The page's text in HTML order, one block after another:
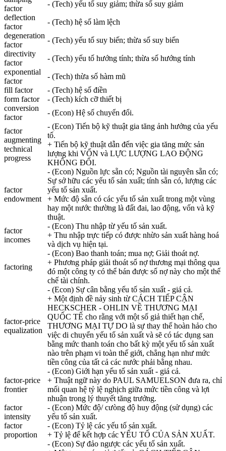
factor
- (Tech) yếu tố suy giảm; thừa số suy giảm
deflection
factor
- (Tech) hệ số làm lệch
degeneration
factor
- (Tech) yếu tố suy biến; thừa số suy biến
directivity
factor
- (Tech) yếu tố hướng tính; thừa số hướng tính
exponential
factor
- (Tech) thừa số hàm mũ
fill factor
- (Tech) hệ số điền
form factor
- (Tech) kích cỡ thiết bị
conversion
factor
- (Econ) Hệ số chuyển đổi.
factor
augmenting
technical
progress
- (Econ) Tiến bộ kỹ thuật gia tăng ảnh hưởng của yếu
tố.
+ Tiến bộ kỹ thuật dẫn đến việc gia tăng mức sản
lượng khi VỐN và LỰC LƯỢNG LAO ĐỘNG
KHÔNG ĐỔI.
factor
endowment
- (Econ) Nguồn lực sẵn có; Nguồn tài nguyên sẵn có;
Sự sở hữu các yếu tố sản xuất; tính sẵn có, lượng các
yếu tố sản xuất.
+ Mức độ sẵn có các yếu tố sản xuất trong một vùng
hay một nước thường là đất đai, lao động, vốn và kỹ
thuật.
factor
incomes
- (Econ) Thu nhập từ yếu tố sản xuất.
+ Thu nhập trực tiếp có được nhừo sản xuất hàng hoá
và dịch vụ hiện tại.
factoring
- (Econ) Bao thanh toán; mua nợ; Giải thoát nợ.
+ Phương pháp giải thoát số nợ thương mại thông qua
đó một công ty có thể bán được số nợ này cho một thể
chế tài chính.
factor-price
equalization
- (Econ) Sự cân bằng yếu tố sản xuất - giá cả.
+ Một định đề nảy sinh từ CÁCH TIẾP CẬN
HECKSCHER - OHLIN VỀ THƯƠNG MẠI
QUỐC TẾ cho rằng với một số giả thiết hạn chế,
THƯƠNG MẠI TỰ DO là sự thay thế hoàn hảo cho
việc di chuyển yếu tố sản xuất và sẽ có tác dụng san
bằng mức thanh toán cho bất kỳ một yếu tố sản xuất
nào trên phạm vi toàn thế giới, chẳng hạn như mức
tiền công của tất cả các nước phải bằng nhau.
factor-price
frontier
- (Econ) Giới hạn yếu tố sản xuất - giá cả.
+ Thuật ngữ này do PAUL SAMUELSON đưa ra, chỉ
mối quan hệ tỷ lệ nghịch giữa mức tiền công và lợi
nhuận trong lý thuyết tăng trưởng.
factor
intensity
- (Econ) Mức độ/ cưòng độ huy động (sử dụng) các
yếu tố sản xuất.
factor
proportion
- (Econ) Tỷ lệ các yếu tố sản xuất.
+ Tỷ lệ để kết hợp các YẾU TỐ CỦA SẢN XUẤT.
- (Econ) Sự đảo ngược các yếu tố sản xuất.